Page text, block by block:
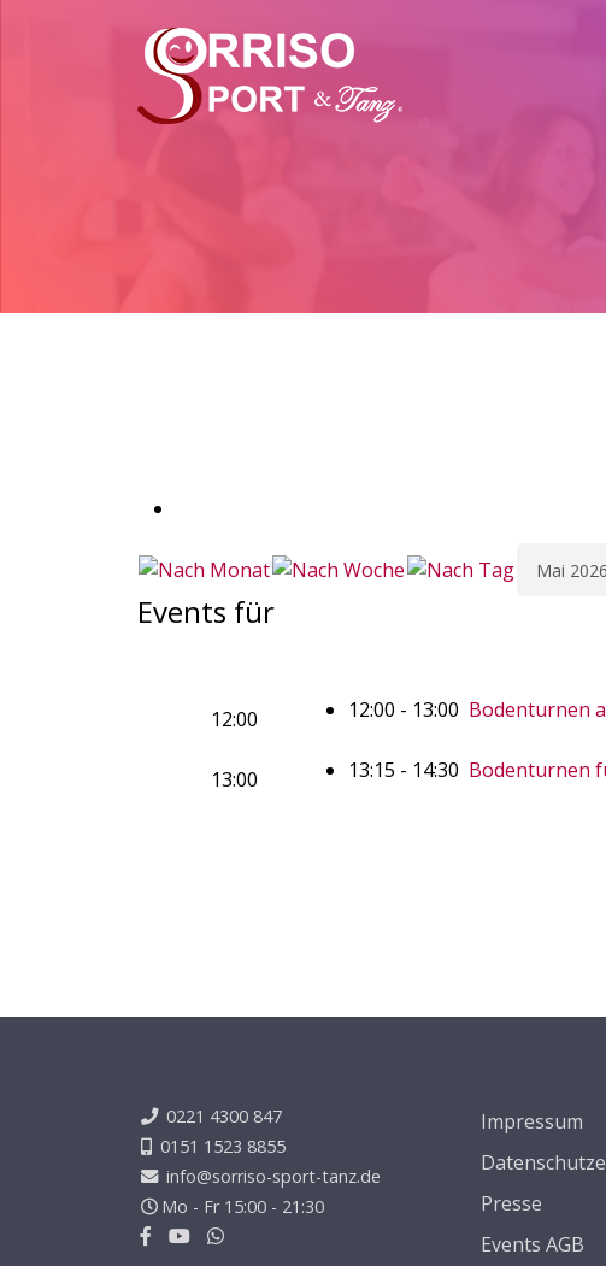
Events für
12:00
12:00 - 13:00 Bodenturnen
13:00 13:15 - 14:30 Bodenturnen
0221 4300 847
0151 1523 8855
info@sorriso-sport-tanz.de
Mo - Fr 15:00 - 21:30
Impressum
Presse
Events AGB